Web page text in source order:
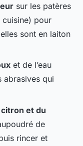
sur les patères
cuisine) pour
sont en laiton
et de l’eau
abrasives qui
citron et du
de
rincer et